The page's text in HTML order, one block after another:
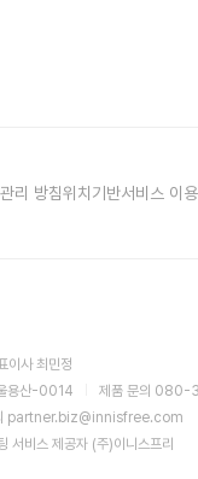
이사 최민정
용산-0014 제품 문의
partner.biz@innisfree.com
서비스 제공자 (주)이니스프리
리 방침위치기반서비스 이